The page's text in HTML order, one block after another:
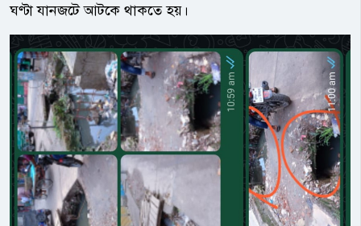
ঘণ্টা যানজটে আটকে থাকতে হয়।